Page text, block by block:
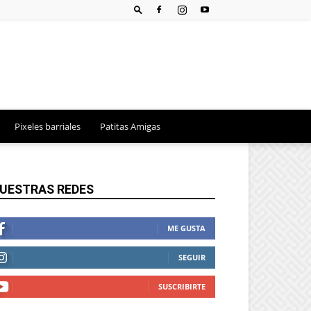
Pixeles barriales Patitas Amigas
REDES
ME GUSTA
SEGUIR
SUSCRIBIRTE